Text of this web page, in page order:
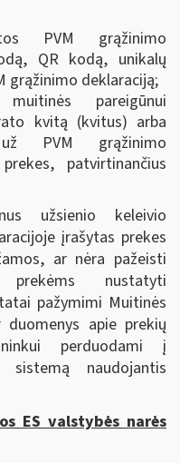
PVM grąžinimo
QR kodą, unikalų
grąžinimo deklaraciją;
pareigūnui
kvitą (kvitus) arba
PVM grąžinimo
patvirtinančius
užsienio keleivio
įrašytas prekes
ar nėra pažeisti
prekėms nustatyti
pažymimi Muitinės
apie prekių
perduodami į
sistemą naudojantis
ES valstybės narės